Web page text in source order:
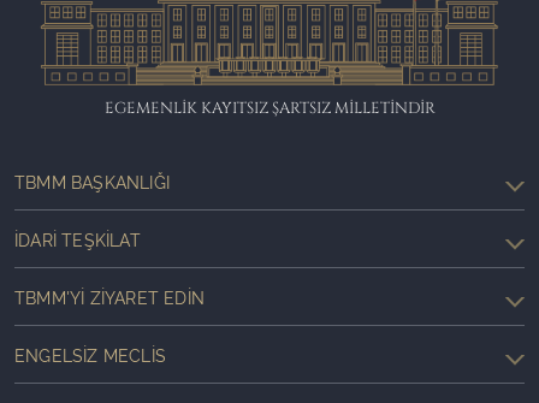
EGEMENLİK KAYITSIZ ŞARTSIZ MİLLETİNDİR
TBMM BAŞKANLIĞI
İDARI TEŞKILAT
TBMM'YI ZIYARET EDIN
ENGELSIZ MECLIS